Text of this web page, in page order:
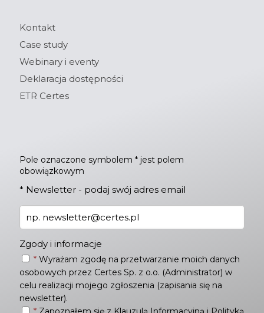
Kontakt
Case study
Webinary i eventy
Deklaracja dostępności
ETR Certes
Pole oznaczone symbolem * jest polem
obowiązkowym
* Newsletter - podaj swój adres email
Zgody i informacje
* Wyrażam zgodę na przetwarzanie moich danych
osobowych przez Certes Sp. z o.o. (Administrator) w
celu realizacji mojego zgłoszenia (zapisania się na
newsletter).